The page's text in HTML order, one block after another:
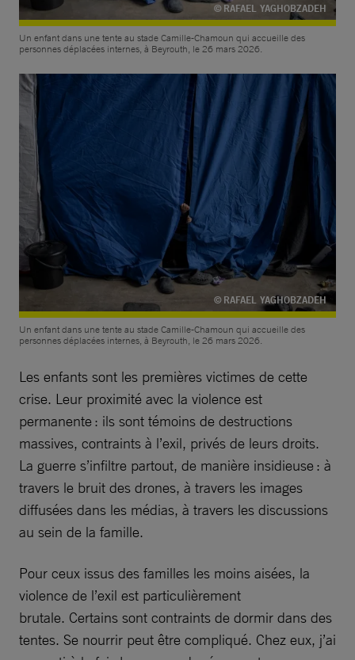
© RAFAEL YAGHOBZADEH
Un enfant dans une tente au stade Camille-Chamoun qui accueille des
personnes déplacées internes, à Beyrouth, le 26 mars 2026.
© RAFAEL YAGHOBZADEH
Un enfant dans une tente au stade Camille-Chamoun qui accueille des
personnes déplacées internes, à Beyrouth, le 26 mars 2026.
Les enfants sont les premières victimes de cette
crise. Leur proximité avec la violence est
permanente : ils sont témoins de destructions
massives, contraints à l’exil, privés de leurs droits.
La guerre s’infiltre partout, de manière insidieuse : à
travers le bruit des drones, à travers les images
diffusées dans les médias, à travers les discussions
au sein de la famille.
Pour ceux issus des familles les moins aisées, la
violence de l’exil est particulièrement
brutale. Certains sont contraints de dormir dans des
tentes. Se nourrir peut être compliqué. Chez eux, j’ai